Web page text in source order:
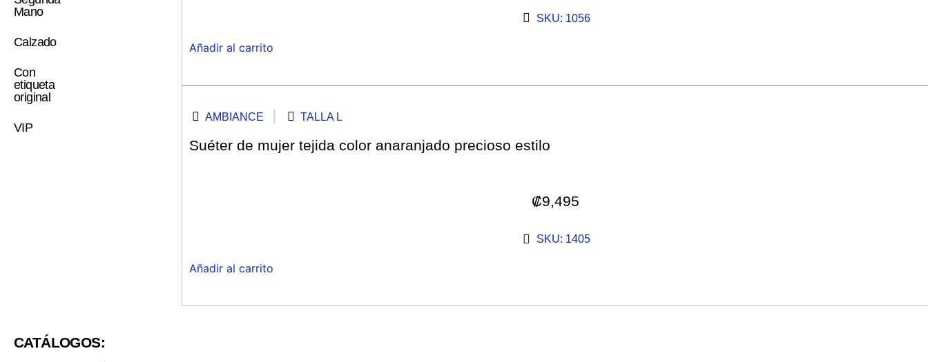
Mano
Calzado
Con
etiqueta
original
VIP
SKU: 1056
Añadir al carrito
AMBIANCE TALLA L
Suéter de mujer tejida color anaranjado precioso estilo
₡9,495
SKU: 1405
Añadir al carrito
CATÁLOGOS: